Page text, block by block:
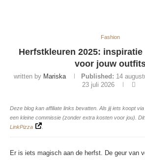
Fashion
Herfstkleuren 2025:
voor jouw
written by Mariska Published: 14
23 juli 2026
Deze blog kan affiliate links bevatten. Als jij iets koopt
een kleine commissie (zonder extra kosten voor jou).
LinkPizza
Er is iets magisch aan de herfst. De geur van